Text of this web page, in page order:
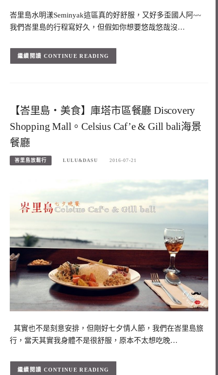
峇里島水明漾Seminyak這區真的好舒服，又好多歪國人阿~~
我們峇里島的行程寫好久，但假如你想要悠哉悠哉沒…
CONTINUE READING
【峇里島・美食】庫塔市區餐廳 Discovery
Shopping Mall。Celsius Caf’e & Gill bali海景
餐廳
峇里島放鬆行 LULU&DASU 2016-07-21
其實也不是刻意安排，但剛好七夕情人節，我們在峇里島旅
行，當天其實我身體不是很舒服，原本不太想吃晚…
CONTINUE READING